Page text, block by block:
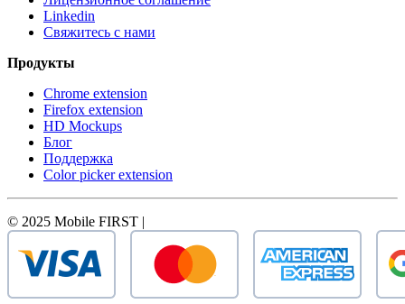
Linkedin
Свяжитесь с нами
Продукты
Chrome extension
Firefox extension
HD Mockups
Блог
Поддержка
Color picker extension
© 2025 Mobile FIRST |